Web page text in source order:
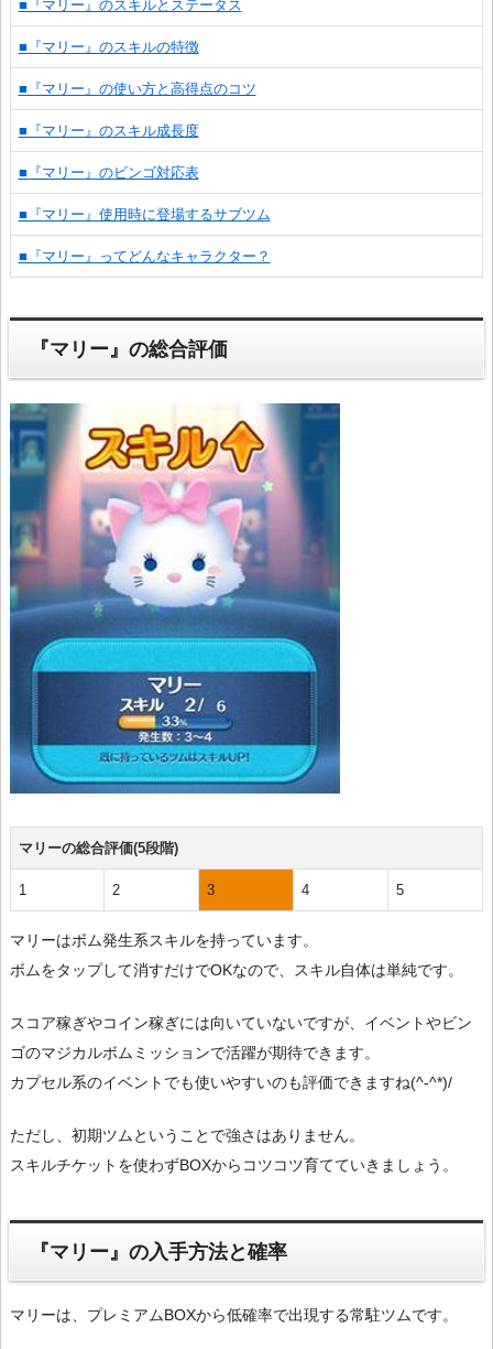
■『マリー』のスキルとステータス
■『マリー』のスキルの特徴
■『マリー』の使い方と高得点のコツ
■『マリー』のスキル成長度
■『マリー』のビンゴ対応表
■『マリー』使用時に登場するサブツム
■『マリー』ってどんなキャラクター？
『マリー』の総合評価
マリーの総合評価(5段階)
1 2 3 4 5
マリーはボム発生系スキルを持っています。
ボムをタップして消すだけでOKなので、スキル自体は単純です。
スコア稼ぎやコイン稼ぎには向いていないですが、イベントやビン
ゴのマジカルボムミッションで活躍が期待できます。
カプセル系のイベントでも使いやすいのも評価できますね(^-^*)/
ただし、初期ツムということで強さはありません。
スキルチケットを使わずBOXからコツコツ育てていきましょう。
『マリー』の入手方法と確率
マリーは、プレミアムBOXから低確率で出現する常駐ツムです。